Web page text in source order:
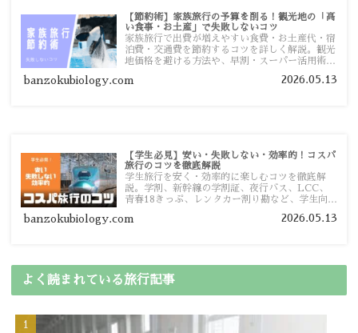
【節約術】家族旅行の予算を削る！観光地の「高
い食事・お土産」で失敗しないコツ
家族旅行で出費が増えやすい食費・お土産代・宿
泊費・交通費を節約するコツを詳しく解説。観光
地価格を避ける方法や、早割・スーパー活用術、
banzokubiology.com 2026.05.13
【学生必見】安い・失敗しない・効率的！コスパ
旅行のコツを徹底解説
学生旅行を安く・効率的に楽しむコツを徹底解
説。学割、新幹線の学割証、夜行バス、LCC、
青春18きっぷ、レンタカー割り勘など、学生向け
banzokubiology.com 2026.05.13
よく読まれている旅行記事